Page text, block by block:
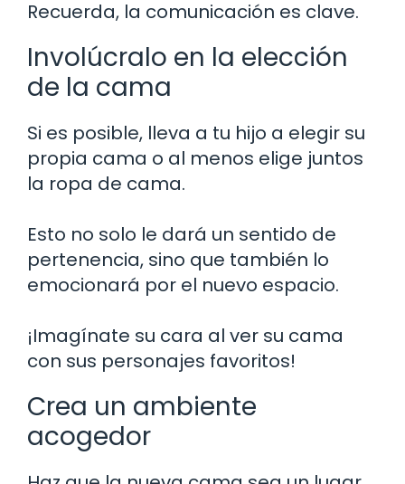
Recuerda, la comunicación es clave.
Involúcralo en la elección
de la cama
Si es posible, lleva a tu hijo a elegir su
propia cama o al menos elige juntos
la ropa de cama.
Esto no solo le dará un sentido de
pertenencia, sino que también lo
emocionará por el nuevo espacio.
¡Imagínate su cara al ver su cama
con sus personajes favoritos!
Crea un ambiente
acogedor